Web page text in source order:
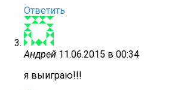
Ответить
Андрей 11.06.2015 в 00:34
я выиграю!!!